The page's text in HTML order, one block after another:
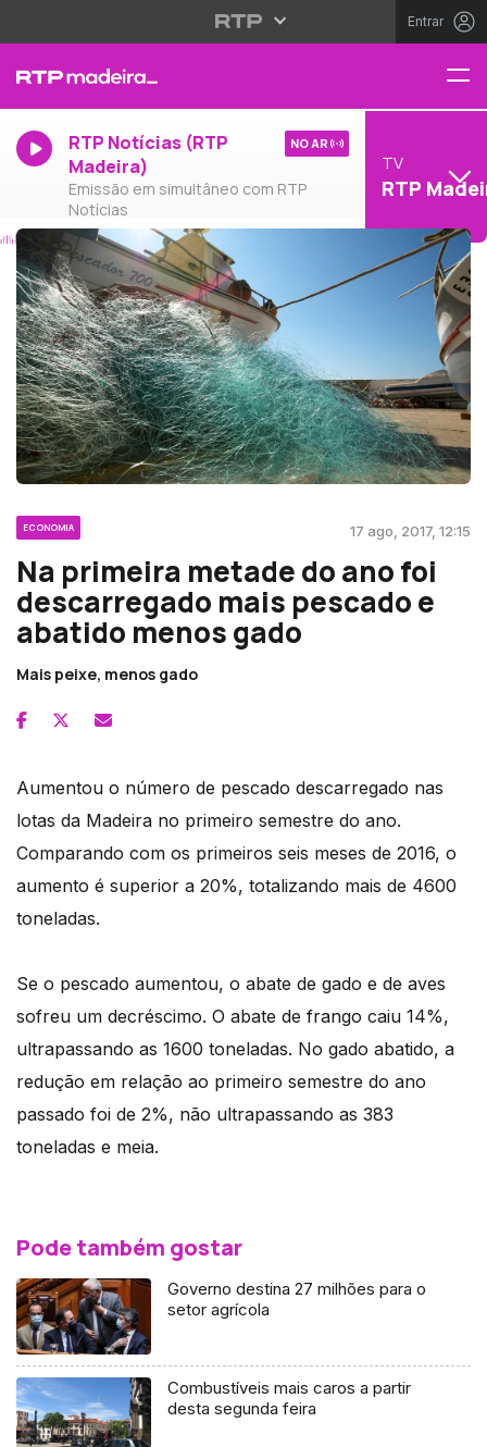
Entrar
RTP Notícias (RTP
Madeira)
Emissão em simultâneo com RTP
Notícias
NO AR
TV
RTP
ECONOMIA 17 ago, 2017, 12:15
Na primeira metade do ano foi
descarregado mais pescado e
abatido menos gado
Mais peixe, menos gado
Aumentou o número de pescado descarregado nas
lotas da Madeira no primeiro semestre do ano.
Comparando com os primeiros seis meses de 2016, o
aumento é superior a 20%, totalizando mais de 4600
toneladas.
Se o pescado aumentou, o abate de gado e de aves
sofreu um decréscimo. O abate de frango caiu 14%,
ultrapassando as 1600 toneladas. No gado abatido, a
redução em relação ao primeiro semestre do ano
passado foi de 2%, não ultrapassando as 383
toneladas e meia.
Pode também gostar
Governo destina 27 milhões para o
setor agrícola
Combustíveis mais caros a partir
desta segunda feira